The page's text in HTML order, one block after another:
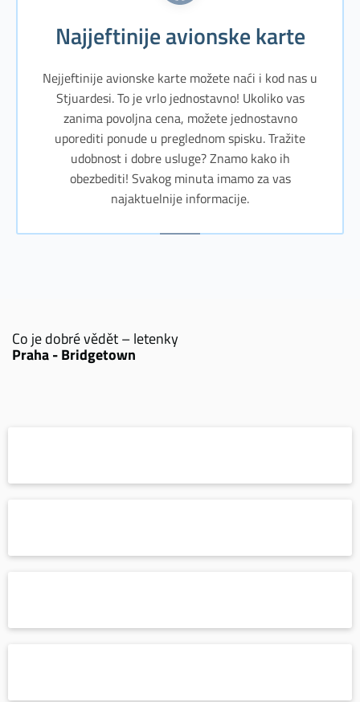
Najjeftinije avionske karte
Nejjeftinije avionske karte možete naći i kod nas u
Stjuardesi. To je vrlo jednostavno! Ukoliko vas
zanima povoljna cena, možete jednostavno
uporediti ponude u preglednom spisku. Tražite
udobnost i dobre usluge? Znamo kako ih
obezbediti! Svakog minuta imamo za vas
najaktuelnije informacije.
Co je dobré vědět – letenky
Praha - Bridgetown